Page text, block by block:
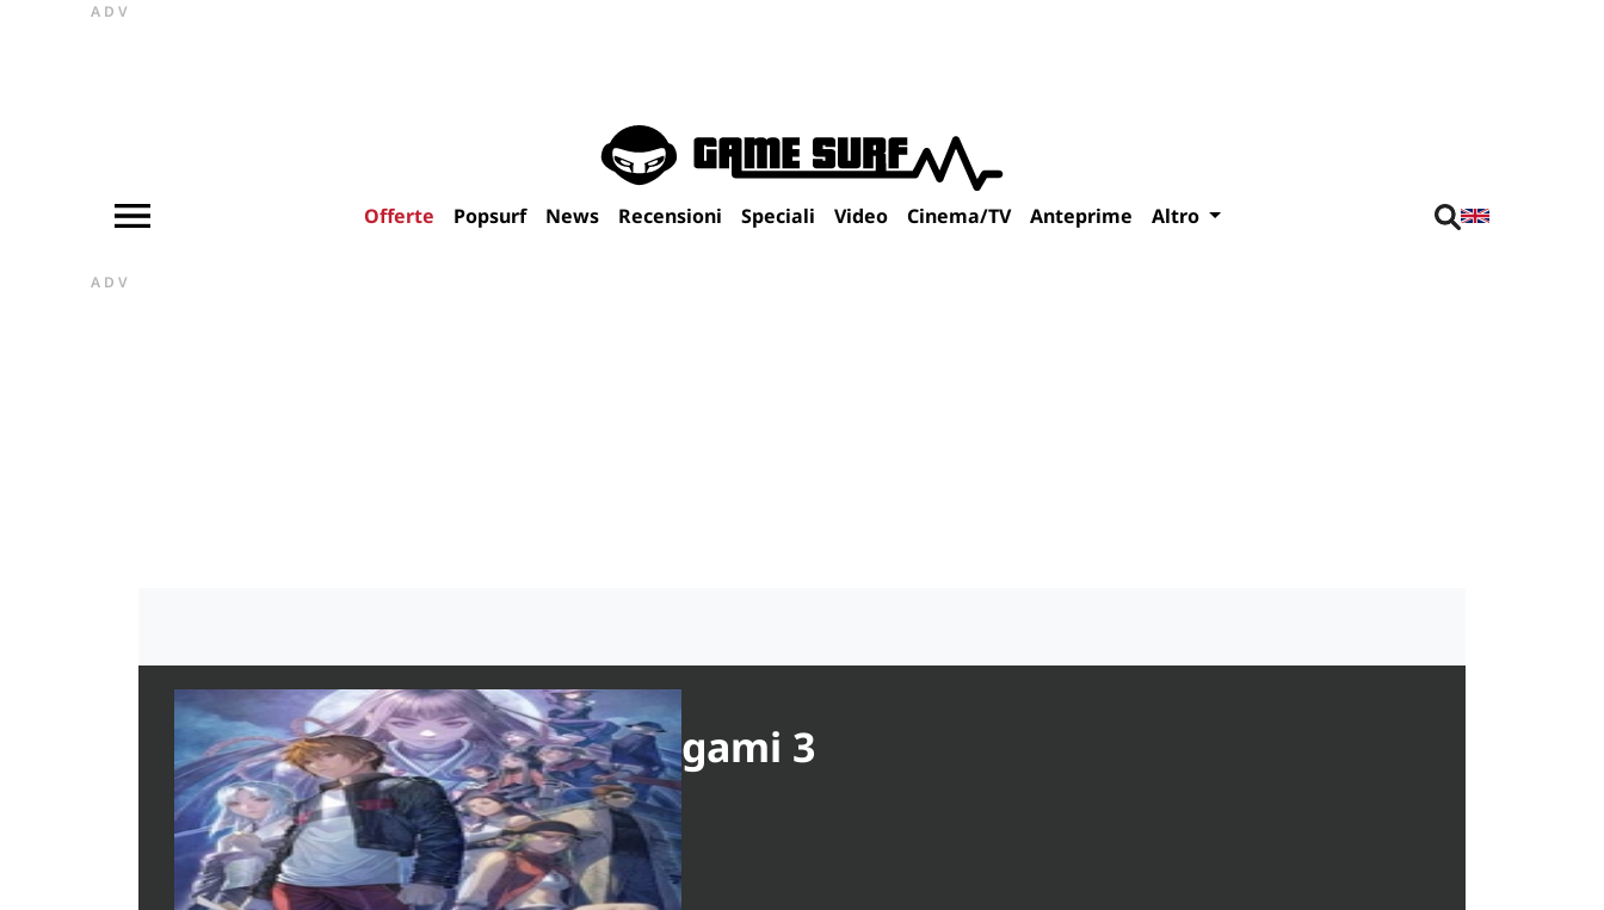
ADV
Offerte Popsurf News Recensioni Speciali Video Cinema/TV Anteprime Altro
ADV
Castle of Shikigami 3
Data di uscita:31 marzo 2025
Piattaforme:PC
Sviluppatori:Alfa System
Produttori:Cosmo Machia